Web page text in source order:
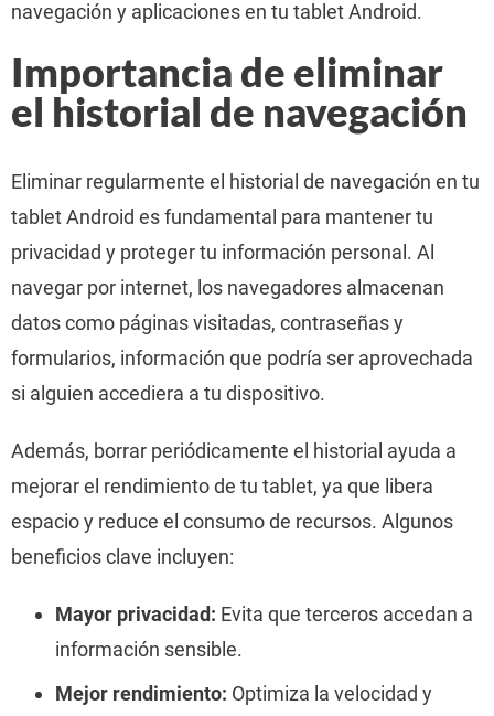
navegación y aplicaciones en tu tablet Android.
Importancia de eliminar
el historial de navegación
Eliminar regularmente el historial de navegación en tu
tablet Android es fundamental para mantener tu
privacidad y proteger tu información personal. Al
navegar por internet, los navegadores almacenan
datos como páginas visitadas, contraseñas y
formularios, información que podría ser aprovechada
si alguien accediera a tu dispositivo.
Además, borrar periódicamente el historial ayuda a
mejorar el rendimiento de tu tablet, ya que libera
espacio y reduce el consumo de recursos. Algunos
beneficios clave incluyen:
Mayor privacidad: Evita que terceros accedan a
información sensible.
Mejor rendimiento: Optimiza la velocidad y